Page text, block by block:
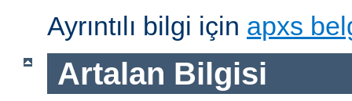
Ayrıntılı bilgi için apxs
Artalan Bilgisi